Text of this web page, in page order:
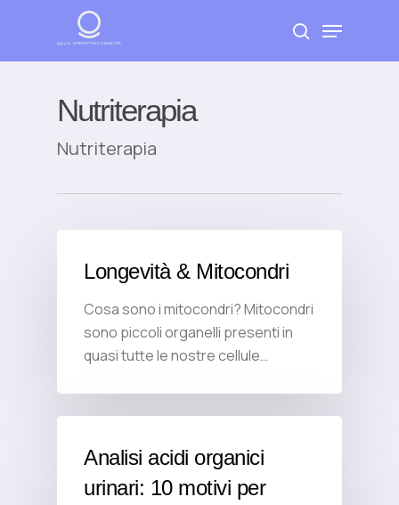
main
search
Menu
Nutriterapia
Nutriterapia
Longevità & Mitocondri
Cosa sono i mitocondri? Mitocondri
sono piccoli organelli presenti in
quasi tutte le nostre cellule…
Analisi acidi organici
urinari: 10 motivi per